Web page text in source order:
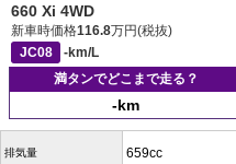
660 Xi 4WD
新車時価格116.8万円(税抜)
JC08
-km/L
満タンでどこまで走る？
-km
排気量 659cc